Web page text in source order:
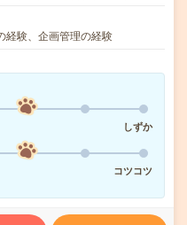
経験、企画管理の経験
しずか
コツコツ